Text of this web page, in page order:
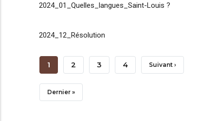
2024_01_Quelles_langues_Saint-Louis ?
2024_12_Résolution
Pagination
Page
Courante
1 Page
2 Page
3 Page
4 Page
Suivant ›
Dernière
Dernier »